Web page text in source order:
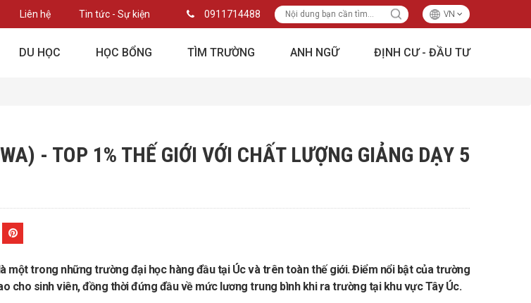
Liên hệ Tin tức - Sự kiện 0911714488 VN
DU HỌC HỌC BỔNG TÌM TRƯỜNG ANH NGỮ ĐỊNH CƯ - ĐẦU TƯ
- TOP 1% THẾ GIỚI VỚI CHẤT LƯỢNG GIẢNG DẠY 5
một trong những trường đại học hàng đầu tại Úc và trên toàn thế giới. Điểm nổi bật của trường
cho sinh viên, đồng thời đứng đầu về mức lương trung bình khi ra trường tại khu vực Tây Úc.